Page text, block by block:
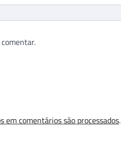
em comentários são processados.